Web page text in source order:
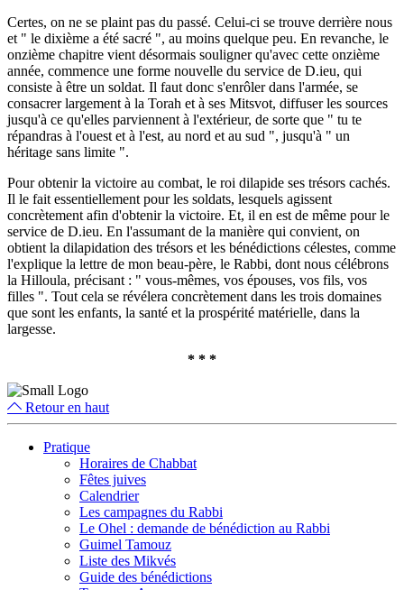
Certes, on ne se plaint pas du passé. Celui-ci se trouve derrière nous
et " le dixième a été sacré ", au moins quelque peu. En revanche, le
onzième chapitre vient désormais souligner qu'avec cette onzième
année, commence une forme nouvelle du service de D.ieu, qui
consiste à être un soldat. Il faut donc s'enrôler dans l'armée, se
consacrer largement à la Torah et à ses Mitsvot, diffuser les sources
jusqu'à ce qu'elles parviennent à l'extérieur, de sorte que " tu te
répandras à l'ouest et à l'est, au nord et au sud ", jusqu'à " un
héritage sans limite ".
Pour obtenir la victoire au combat, le roi dilapide ses trésors cachés.
Il le fait essentiellement pour les soldats, lesquels agissent
concrètement afin d'obtenir la victoire. Et, il en est de même pour le
service de D.ieu. En l'assumant de la manière qui convient, on
obtient la dilapidation des trésors et les bénédictions célestes, comme
l'explique la lettre de mon beau-père, le Rabbi, dont nous célébrons
la Hilloula, précisant : " vous-mêmes, vos épouses, vos fils, vos
filles ". Tout cela se révélera concrètement dans les trois domaines
que sont les enfants, la santé et la prospérité matérielle, dans la
largesse.
* * *
Retour en haut
Pratique
Horaires de Chabbat
Fêtes juives
Calendrier
Les campagnes du Rabbi
Le Ohel : demande de bénédiction au Rabbi
Guimel Tamouz
Liste des Mikvés
Guide des bénédictions